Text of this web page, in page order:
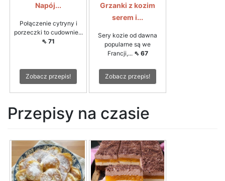
Napój...
Połączenie cytryny i
porzeczki to cudownie...
⇖ 71
Zobacz przepis!
Grzanki z kozim
serem i...
Sery kozie od dawna
popularne są we
Francji,... ⇖ 67
Zobacz przepis!
Przepisy na czasie